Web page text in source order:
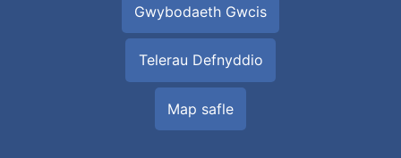
Gwybodaeth Gwcis
Telerau Defnyddio
Map safle